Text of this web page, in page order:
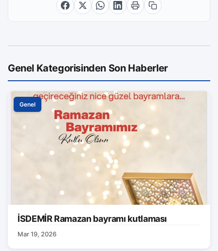
Genel Kategorisinden Son Haberler
Genel
İSDEMİR Ramazan bayramı kutlaması
Mar 19, 2026